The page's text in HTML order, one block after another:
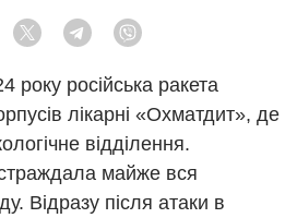
Twitter Telegram
року російська ракета
лікарні «Охматдит», де
відділення.
майже вся
Відразу після атаки в